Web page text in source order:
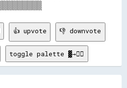
👍 upvote 👎 downvote
toggle palette ▓→✊🏽